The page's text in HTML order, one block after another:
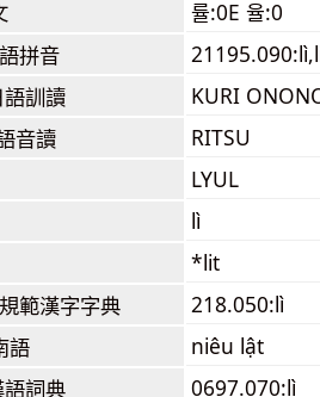
률:0E 율:0
拼音
語訓讀
KURI
音讀
RITSU
LYUL
lì
*lit
範漢字字典
218.050:lì
語
niêu lật
詞典 0697.070:lì